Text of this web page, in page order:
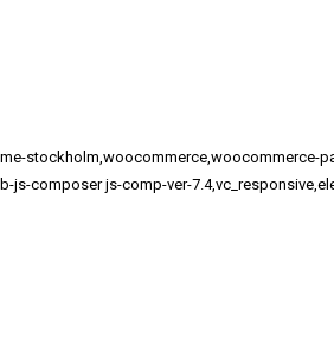
stockholm,woocommerce,woocommerce-
composer js-comp-ver-